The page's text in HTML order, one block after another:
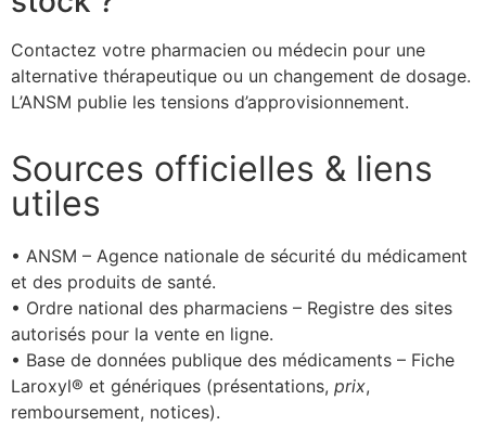
Contactez votre pharmacien ou médecin pour une
alternative thérapeutique ou un changement de dosage.
L’ANSM publie les tensions d’approvisionnement.
Sources officielles & liens
utiles
• ANSM – Agence nationale de sécurité du médicament
et des produits de santé.
• Ordre national des pharmaciens – Registre des sites
autorisés pour la vente en ligne.
• Base de données publique des médicaments – Fiche
Laroxyl® et génériques (présentations, prix,
remboursement, notices).